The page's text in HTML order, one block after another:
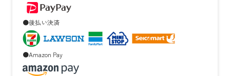
●後払い決済
●Amazon Pay